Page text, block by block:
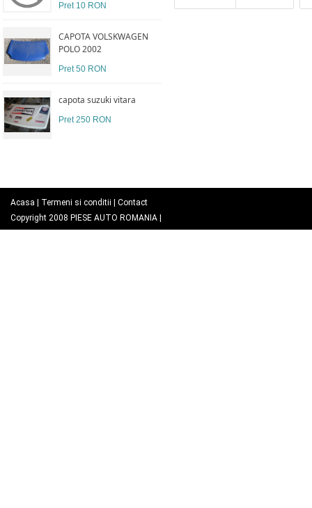
Pret 10 RON
CAPOTA VOLSKWAGEN
POLO 2002
Pret 50 RON
capota suzuki vitara
Pret 250 RON
Acasa Termeni si conditii
Contact
Copyright 2008 PIESE AUTO ROMANIA